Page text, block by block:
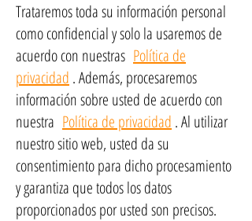
Trataremos toda su información personal
como confidencial y solo la usaremos de
acuerdo con nuestras Política de
privacidad . Además, procesaremos
información sobre usted de acuerdo con
nuestra Política de privacidad . Al utilizar
nuestro sitio web, usted da su
consentimiento para dicho procesamiento
y garantiza que todos los datos
proporcionados por usted son precisos.